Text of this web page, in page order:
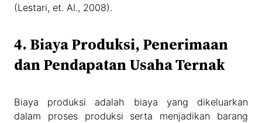
(Lestari, et. Al., 2008).
4. Biaya Produksi, Penerimaan
dan Pendapatan Usaha Ternak
Biaya produksi adalah biaya yang dikeluarkan
dalam proses produksi serta menjadikan barang